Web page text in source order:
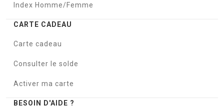
Index Homme/Femme
CARTE CADEAU
Carte cadeau
Consulter le solde
Activer ma carte
BESOIN D'AIDE ?